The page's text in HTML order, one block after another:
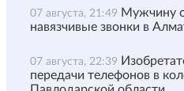
07 августа, 21:49 Мужчину
навязчивые звонки в
07 августа, 22:39
передачи телефонов в